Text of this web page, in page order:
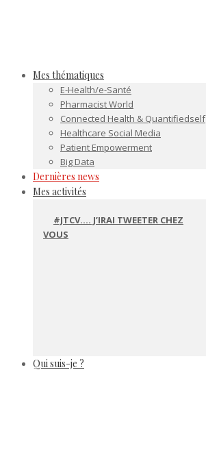
Mes thématiques
E-Health/e-Santé
Pharmacist World
Connected Health & Quantifiedself
Healthcare Social Media
Patient Empowerment
Big Data
Dernières news
Mes activités
#JTCV…. J’IRAI TWEETER CHEZ
VOUS
Qui suis-je ?